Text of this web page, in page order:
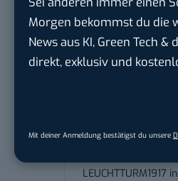
Morgen bekommst du die
News aus KI, Green Tech
direkt, exklusiv und
Mit deiner Anmeldung bestätigst du unsere
moveUP Media
Anforderungs-
Content
LEUCHTTURM1917 in